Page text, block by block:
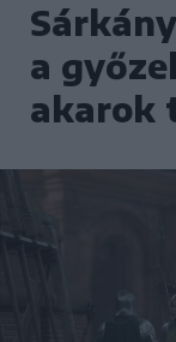
a
akarok